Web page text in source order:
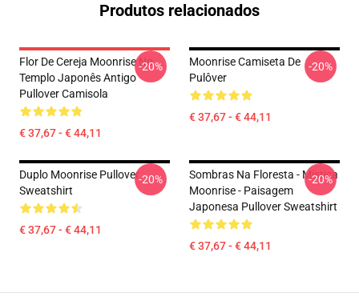
Produtos relacionados
Flor De Cereja Moonrise No
Templo Japonês Antigo
Pullover Camisola
€ 37,67 - € 44,11
-20%
Moonrise Camiseta De
Pulôver
€ 37,67 - € 44,11
-20%
Duplo Moonrise Pullover
Sweatshirt
€ 37,67 - € 44,11
-20%
Sombras Na Floresta - Mística
Moonrise - Paisagem
Japonesa Pullover Sweatshirt
€ 37,67 - € 44,11
-20%